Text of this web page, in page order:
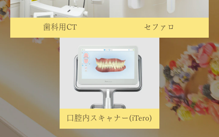
歯科用CT セファロ
口腔内スキャナー(iTero)